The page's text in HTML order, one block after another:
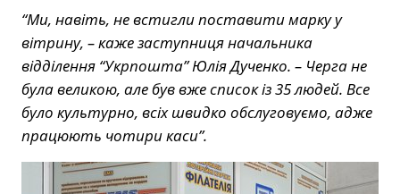
“Ми, навіть, не встигли поставити марку у
вітрину, – каже заступниця начальника
відділення “Укрпошта” Юлія Дученко. – Черга не
була великою, але був вже список із 35 людей. Все
було культурно, всіх швидко обслуговуємо, адже
працюють чотири каси”.